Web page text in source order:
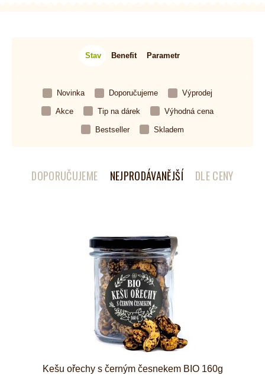
Stav Benefit Parametr
Novinka Doporučujeme Výprodej
Akce Tip na dárek Výhodná cena
Bestseller Skladem
DOPORUČUJEME NEJPRODÁVANĚJŠÍ DLE CENY
Kešu ořechy s černým česnekem BIO 160g